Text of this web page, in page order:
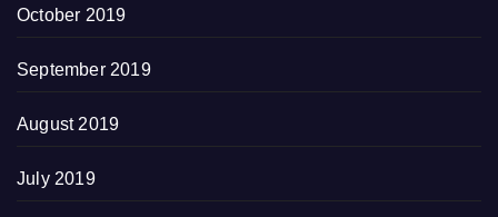
October 2019
September 2019
August 2019
July 2019